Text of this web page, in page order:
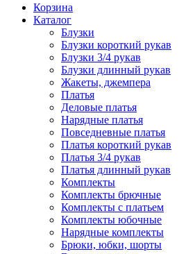
Корзина
Каталог
Блузки
Блузки короткий рукав
Блузки 3/4 рукав
Блузки длинный рукав
Жакеты, джемпера
Платья
Деловые платья
Нарядные платья
Повседневные платья
Платья короткий рукав
Платья 3/4 рукав
Платья длинный рукав
Комплекты
Комплекты брючные
Комплекты с платьем
Комплекты юбочные
Нарядные комплекты
Брюки, юбки, шорты